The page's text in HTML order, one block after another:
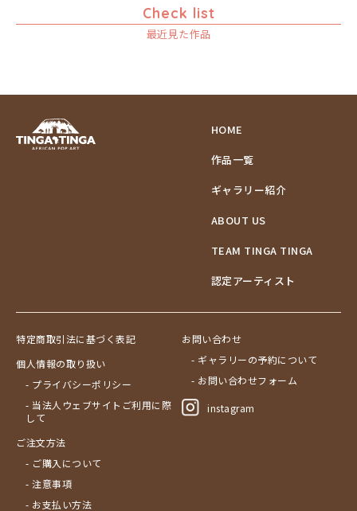
Check list
最近見た作品
HOME
作品一覧
ギャラリー紹介
ABOUT US
TEAM TINGA TINGA
認定アーティスト
特定商取引法に基づく表記
個人情報の取り扱い
- プライバシーポリシー
- 当法人ウェブサイトご利用に際
して
ご注文方法
- ご購入について
- 注意事項
- お支払い方法
お問い合わせ
- ギャラリーの予約について
- お問い合わせフォーム
instagram